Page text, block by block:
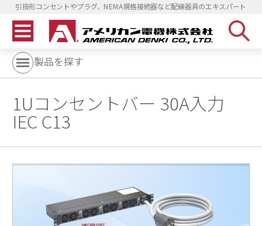
引掛形コンセントやプラグ、NEMA規格接続器など配線器具のエキスパート
製品を探す
1Uコンセントバー 30A入力
IEC C13